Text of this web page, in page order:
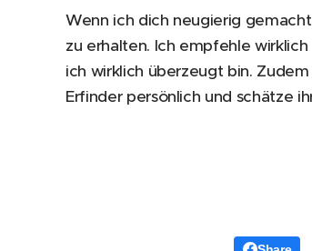
Wenn ich dich neugierig
zu erhalten. Ich empfehle
ich wirklich überzeugt bin.
Erfinder persönlich und schätze